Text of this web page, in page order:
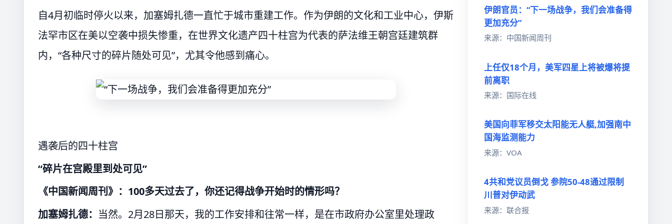
自4月初临时停火以来，加塞姆扎德一直忙于城市重建工作。作为伊朗的文化和工业中心，伊斯
法罕市区在美以空袭中损失惨重，在世界文化遗产四十柱宫为代表的萨法维王朝宫廷建筑群
内，“各种尺寸的碎片随处可见”，尤其令他感到痛心。
遇袭后的四十柱宫
“碎片在宫殿里到处可见”
《中国新闻周刊》：100多天过去了，你还记得战争开始时的情形吗？
加塞姆扎德： 当然。2月28日那天，我的工作安排和往常一样，是在市政府办公室里处理政
伊朗官员：“下一场战争，我们会准备得
更加充分”
来源：中国新闻周刊
上任仅18个月，美军四星上将被爆将提
前离职
来源：国际在线
美国向菲军移交太阳能无人艇,加强南中
国海监测能力
来源：VOA
4共和党议员倒戈 参院50-48通过限制
川普对伊动武
来源：联合报